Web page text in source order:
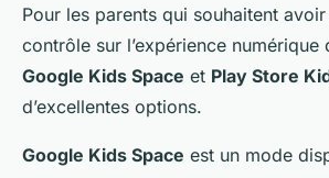
Pour les parents qui souhaitent
contrôle sur l’expérience numérique
Google Kids Space et Play Store
d’excellentes options.
Google Kids Space est un mode